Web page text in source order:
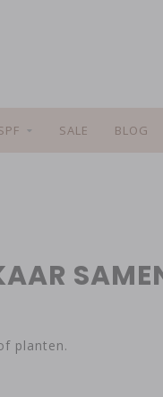
SALE BLOG
planten.